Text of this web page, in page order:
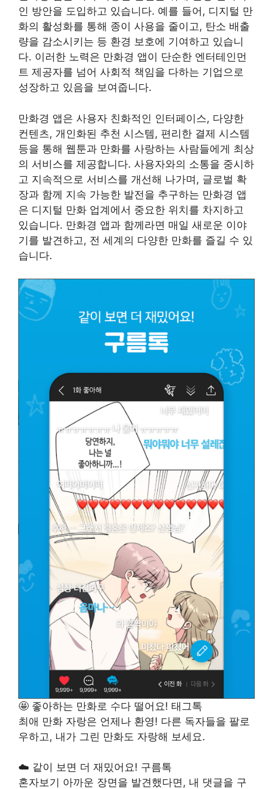
인 방안을 도입하고 있습니다. 예를 들어, 디지털 만
화의 활성화를 통해 종이 사용을 줄이고, 탄소 배출
량을 감소시키는 등 환경 보호에 기여하고 있습니
다. 이러한 노력은 만화경 앱이 단순한 엔터테인먼
트 제공자를 넘어 사회적 책임을 다하는 기업으로
성장하고 있음을 보여줍니다.
만화경 앱은 사용자 친화적인 인터페이스, 다양한
컨텐츠, 개인화된 추천 시스템, 편리한 결제 시스템
등을 통해 웹툰과 만화를 사랑하는 사람들에게 최상
의 서비스를 제공합니다. 사용자와의 소통을 중시하
고 지속적으로 서비스를 개선해 나가며, 글로벌 확
장과 함께 지속 가능한 발전을 추구하는 만화경 앱
은 디지털 만화 업계에서 중요한 위치를 차지하고
있습니다. 만화경 앱과 함께라면 매일 새로운 이야
기를 발견하고, 전 세계의 다양한 만화를 즐길 수 있
습니다.
🤩 좋아하는 만화로 수다 떨어요! 태그톡
최애 만화 자랑은 언제나 환영! 다른 독자들을 팔로
우하고, 내가 그린 만화도 자랑해 보세요.
☁️ 같이 보면 더 재밌어요! 구름톡
혼자보기 아까운 장면을 발견했다면, 내 댓글을 구